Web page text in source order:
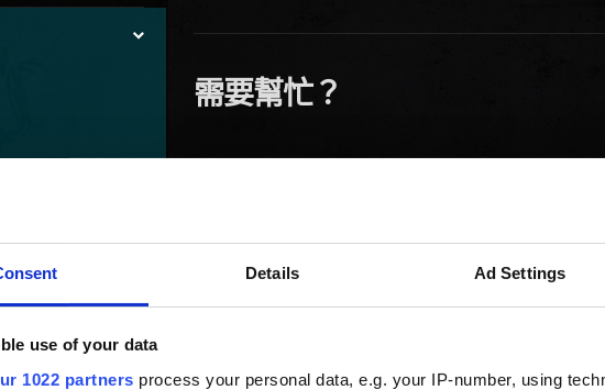
Details Ad Settings
use of your data
1022 partners process your personal data, e.g. your IP-number, using
需要幫忙？